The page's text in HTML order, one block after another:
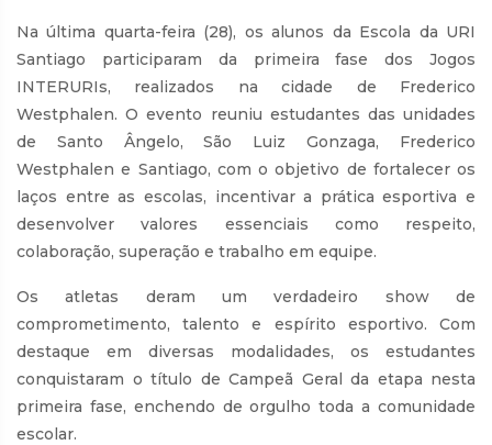
Na última quarta-feira (28), os alunos da Escola da URI
Santiago participaram da primeira fase dos Jogos
INTERURIs, realizados na cidade de Frederico
Westphalen. O evento reuniu estudantes das unidades
de Santo Ângelo, São Luiz Gonzaga, Frederico
Westphalen e Santiago, com o objetivo de fortalecer os
laços entre as escolas, incentivar a prática esportiva e
desenvolver valores essenciais como respeito,
colaboração, superação e trabalho em equipe.
Os atletas deram um verdadeiro show de
comprometimento, talento e espírito esportivo. Com
destaque em diversas modalidades, os estudantes
conquistaram o título de Campeã Geral da etapa nesta
primeira fase, enchendo de orgulho toda a comunidade
escolar.